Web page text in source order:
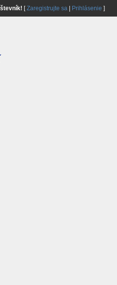
[Zaregistrujte sa| Prihlásenie ]